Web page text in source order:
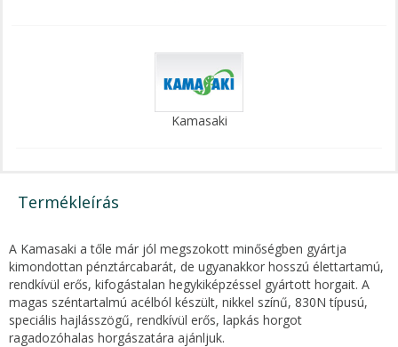
Kamasaki
Termékleírás
A Kamasaki a tőle már jól megszokott minőségben gyártja
kimondottan pénztárcabarát, de ugyanakkor hosszú élettartamú,
rendkívül erős, kifogástalan hegykiképzéssel gyártott horgait. A
magas széntartalmú acélból készült, nikkel színű, 830N típusú,
speciális hajlásszögű, rendkívül erős, lapkás horgot
ragadozóhalas horgászatára ajánljuk.